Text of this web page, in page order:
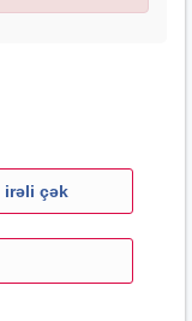
irəli çək